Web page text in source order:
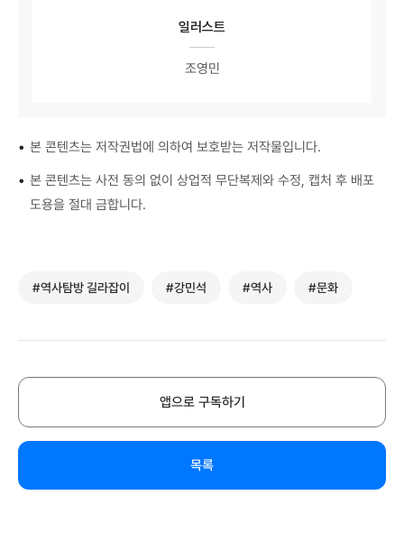
일러스트
조영민
• 본 콘텐츠는 저작권법에 의하여 보호받는 저작물입니다.
• 본 콘텐츠는 사전 동의 없이 상업적 무단복제와 수정, 캡처 후 배포
도용을 절대 금합니다.
#역사탐방 길라잡이 #강민석 #역사 #문화
앱으로 구독하기
목록